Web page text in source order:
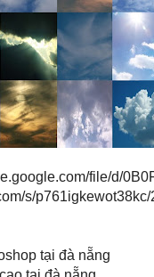
file/d/
s/
tại đà nẵng